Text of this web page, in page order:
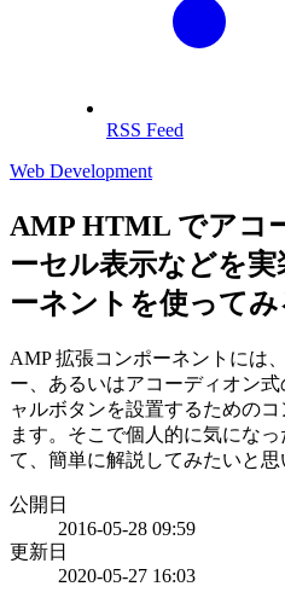
RSS Feed
Web Development
AMP HTML でアコ
ーセル表示などを
ーネントを使ってみ
AMP 拡張コンポーネントには
ー、あるいはアコーディオン
ャルボタンを設置するための
ます。そこで個人的に気にな
て、簡単に解説してみたいと思
公開日
2016-05-28 09:59
更新日
2020-05-27 16:03